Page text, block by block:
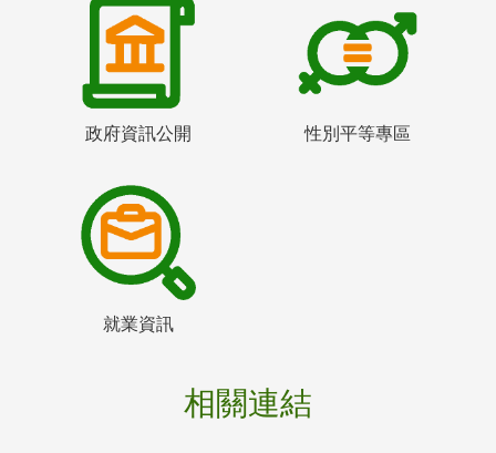
政府資訊公開 性別平等專區
就業資訊
相關連結